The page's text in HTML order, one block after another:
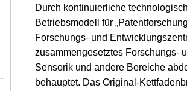
Durch kontinuierliche
Betriebsmodell für
Forschungs- und
zusammengesetztes Forschungs-
Sensorik und andere Bereiche
behauptet. Das Original-